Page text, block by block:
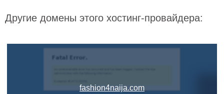
Другие домены этого хостинг-провайдера:
fashion4naija.com